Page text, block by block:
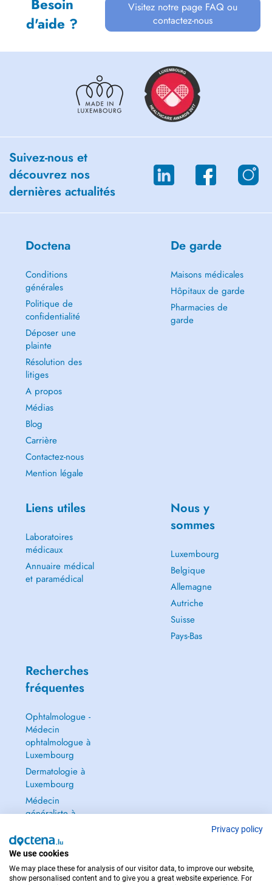
Besoin
d'aide ?
Visitez notre page FAQ ou
contactez-nous
Suivez-nous et
découvrez nos
dernières actualités
Doctena
Conditions
générales
Politique de
confidentialité
Déposer une
plainte
Résolution des
litiges
A propos
Médias
Blog
Carrière
Contactez-nous
Mention légale
De garde
Maisons médicales
Hôpitaux de garde
Pharmacies de
garde
Liens utiles
Laboratoires
médicaux
Annuaire médical
et paramédical
Nous y
sommes
Luxembourg
Belgique
Allemagne
Autriche
Suisse
Pays-Bas
Recherches
fréquentes
Ophtalmologue -
Médecin
ophtalmologue à
Luxembourg
Dermatologie à
Luxembourg
Médecin
généraliste à
Gynécologue à
Luxembourg
Tout voir →
Privacy policy
We use cookies
We may place these for analysis of our visitor data, to improve our website,
show personalised content and to give you a great website experience. For